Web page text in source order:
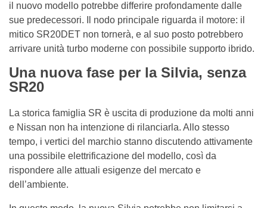
il nuovo modello potrebbe differire profondamente dalle
sue predecessori. Il nodo principale riguarda il motore: il
mitico SR20DET non tornerà, e al suo posto potrebbero
arrivare unità turbo moderne con possibile supporto ibrido.
Una nuova fase per la Silvia, senza
SR20
La storica famiglia SR è uscita di produzione da molti anni
e Nissan non ha intenzione di rilanciarla. Allo stesso
tempo, i vertici del marchio stanno discutendo attivamente
una possibile elettrificazione del modello, così da
rispondere alle attuali esigenze del mercato e
dell’ambiente.